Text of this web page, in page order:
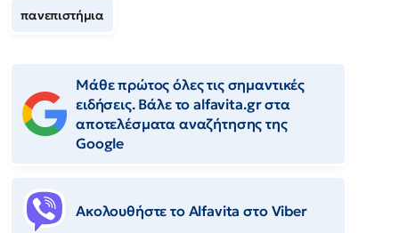
πανεπιστήμια
Μάθε πρώτος όλες τις σημαντικές
ειδήσεις. Βάλε το alfavita.gr στα
αποτελέσματα αναζήτησης της
Google
Ακολουθήστε το Αlfavita στο Viber